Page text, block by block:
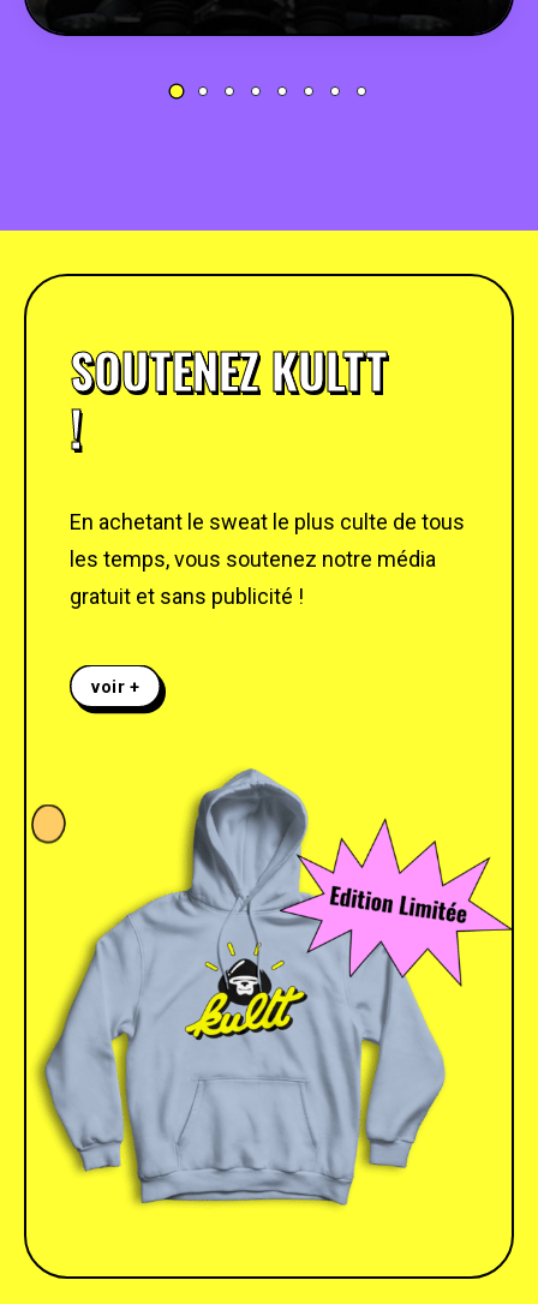
SOUTENEZ KULTT
!
En achetant le sweat le plus culte de tous
les temps, vous soutenez notre média
gratuit et sans publicité !
voir +